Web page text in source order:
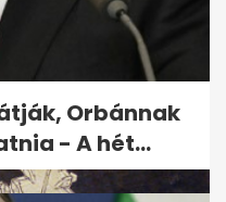
hó - ezeket az
elkerülni
Orbánnak
- A hét...